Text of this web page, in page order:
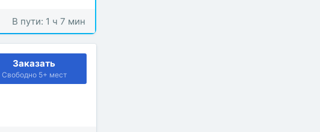
В пути: 1 ч 7 мин
Заказать
Свободно 5+ мест